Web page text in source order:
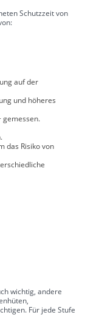
Schutzzeit von
auf der
und höheres
gemessen.
das Risiko von
wichtig, andere
Für jede Stufe